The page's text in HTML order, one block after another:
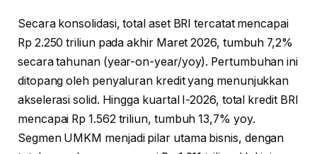
Secara konsolidasi, total aset BRI tercatat mencapai
Rp 2.250 triliun pada akhir Maret 2026, tumbuh 7,2%
secara tahunan (year-on-year/yoy). Pertumbuhan ini
ditopang oleh penyaluran kredit yang menunjukkan
akselerasi solid. Hingga kuartal I-2026, total kredit BRI
mencapai Rp 1.562 triliun, tumbuh 13,7% yoy.
Segmen UMKM menjadi pilar utama bisnis, dengan